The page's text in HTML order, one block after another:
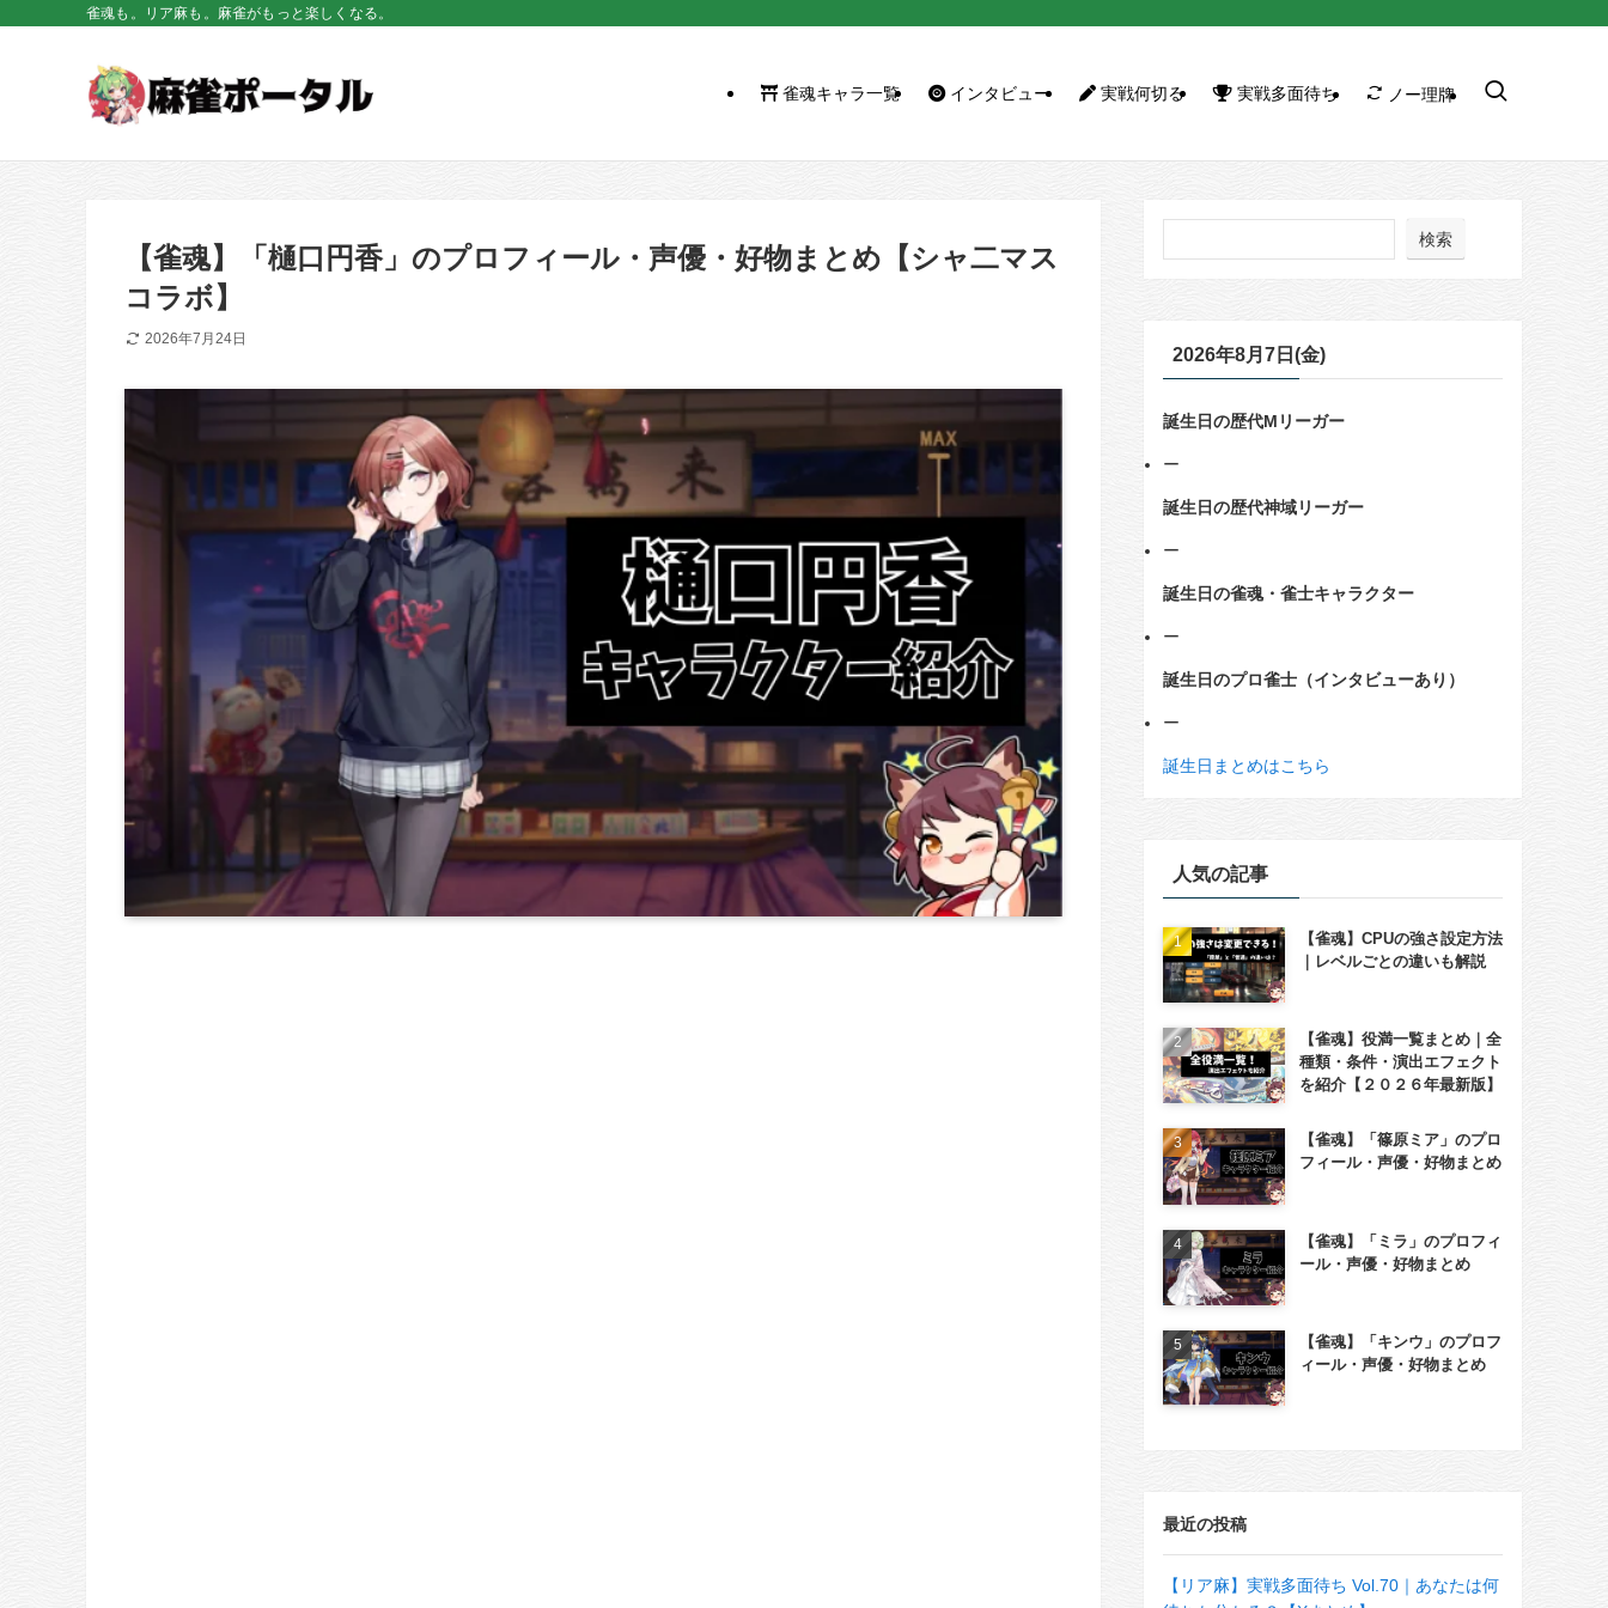
雀魂も。リア麻も。麻雀がもっと楽しくなる。
雀魂キャラ一覧 インタビュー 実戦何切る 実戦多面待ち ノー理牌
【雀魂】「樋口円香」のプロフィール・声優・好物まとめ【シャ二マス
コラボ】
2026年7月24日
検索
2026年8月7日(金)
誕生日の歴代Mリーガー
ー
誕生日の歴代神域リーガー
ー
誕生日の雀魂・雀士キャラクター
ー
誕生日のプロ雀士（インタビューあり）
ー
誕生日まとめはこちら
人気の記事
【雀魂】CPUの強さ設定方法
｜レベルごとの違いも解説
【雀魂】役満一覧まとめ｜全
種類・条件・演出エフェクト
を紹介【２０２６年最新版】
【雀魂】「篠原ミア」のプロ
フィール・声優・好物まとめ
【雀魂】「ミラ」のプロフィ
ール・声優・好物まとめ
【雀魂】「キンウ」のプロフ
ィール・声優・好物まとめ
最近の投稿
【リア麻】実戦多面待ち Vol.70｜あなたは何